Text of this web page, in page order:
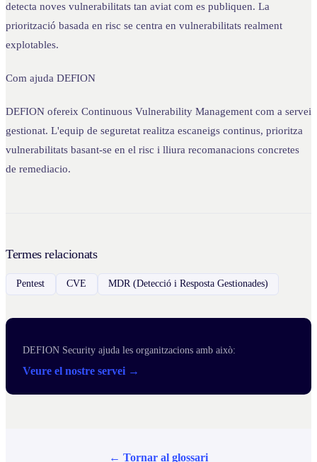
detecta noves vulnerabilitats tan aviat com es publiquen. La
priorització basada en risc se centra en vulnerabilitats realment
explotables.
Com ajuda DEFION
DEFION ofereix Continuous Vulnerability Management com a servei
gestionat. L'equip de seguretat realitza escaneigs continus, prioritza
vulnerabilitats basant-se en el risc i lliura recomanacions concretes
de remediacio.
Termes relacionats
Pentest CVE MDR (Detecció i Resposta Gestionades)
DEFION Security ajuda les organitzacions amb això:
Veure el nostre servei →
← Tornar al glossari